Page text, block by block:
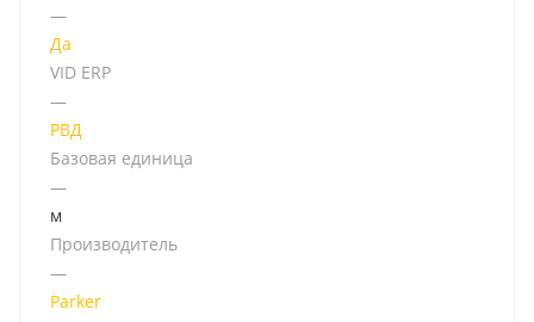
—
Да
VID ERP
—
РВД
Базовая единица
—
м
Производитель
—
Parker